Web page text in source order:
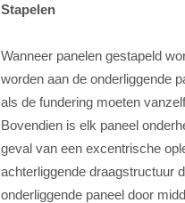
Stapelen
Wanneer panelen gestapeld
worden aan de onderliggende
als de fundering moeten
Bovendien is elk paneel
geval van een excentrische
achterliggende draagstructuur
onderliggende paneel door